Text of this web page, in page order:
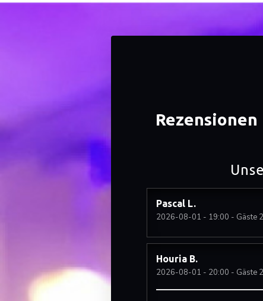
Rezensionen
Pascal L
2026-08-01 - 19:00 - Gäste 2
Houria B
2026-08-01 - 20:00 - Gäste 2